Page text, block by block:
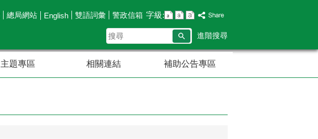
總局網站 English 雙語詞彙 警政信箱 字級:
搜
尋
進階搜尋
主題專區 相關連結 補助公告專區